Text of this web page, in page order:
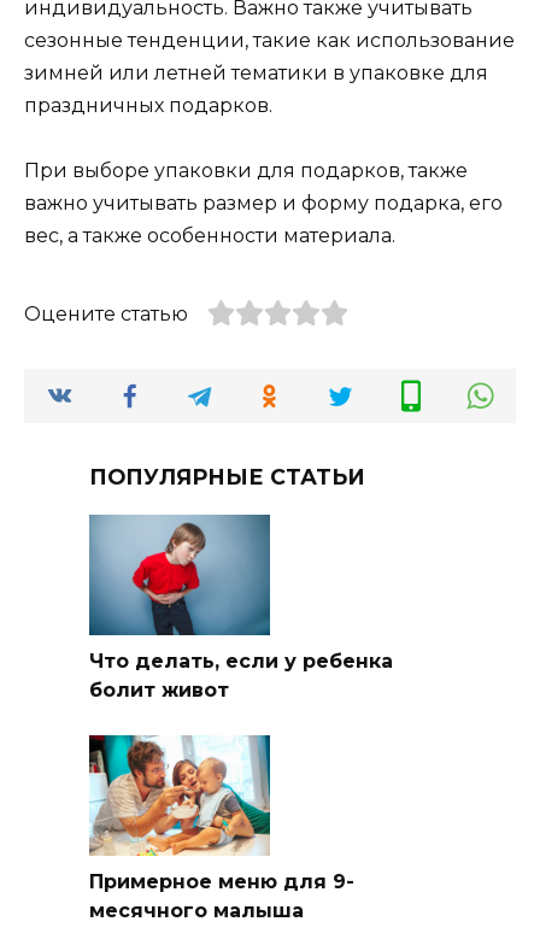
индивидуальность. Важно также учитывать
сезонные тенденции, такие как использование
зимней или летней тематики в упаковке для
праздничных подарков.
При выборе упаковки для подарков, также
важно учитывать размер и форму подарка, его
вес, а также особенности материала.
Оцените статью
ПОПУЛЯРНЫЕ СТАТЬИ
Что делать, если у ребенка
болит живот
Примерное меню для 9-
месячного малыша